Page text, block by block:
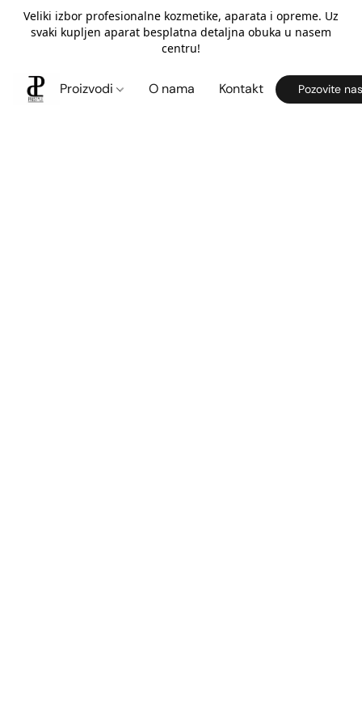
Veliki izbor profesionalne kozmetike, aparata i opreme. Uz
svaki kupljen aparat besplatna detaljna obuka u nasem
centru!
Proizvodi O nama Kontakt Pozovite